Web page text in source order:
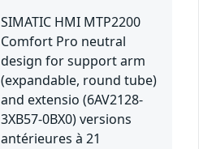
SIMATIC HMI MTP2200
Comfort Pro neutral
design for support arm
(expandable, round tube)
and extensio (6AV2128-
3XB57-0BX0) versions
antérieures à 21